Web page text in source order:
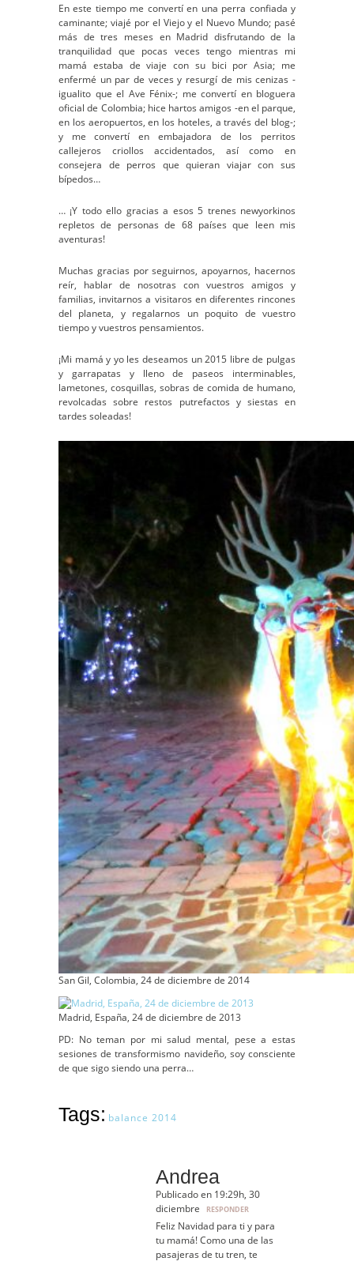
En este tiempo me convertí en una perra confiada y
caminante; viajé por el Viejo y el Nuevo Mundo; pasé
más de tres meses en Madrid disfrutando de la
tranquilidad que pocas veces tengo mientras mi
mamá estaba de viaje con su bici por Asia; me
enfermé un par de veces y resurgí de mis cenizas -
igualito que el Ave Fénix-; me convertí en bloguera
oficial de Colombia; hice hartos amigos -en el parque,
en los aeropuertos, en los hoteles, a través del blog-;
y me convertí en embajadora de los perritos
callejeros criollos accidentados, así como en
consejera de perros que quieran viajar con sus
bípedos…
… ¡Y todo ello gracias a esos 5 trenes newyorkinos
repletos de personas de 68 países que leen mis
aventuras!
Muchas gracias por seguirnos, apoyarnos, hacernos
reír, hablar de nosotras con vuestros amigos y
familias, invitarnos a visitaros en diferentes rincones
del planeta, y regalarnos un poquito de vuestro
tiempo y vuestros pensamientos.
¡Mi mamá y yo les deseamos un 2015 libre de pulgas
y garrapatas y lleno de paseos interminables,
lametones, cosquillas, sobras de comida de humano,
revolcadas sobre restos putrefactos y siestas en
tardes soleadas!
San Gil, Colombia, 24 de diciembre de 2014
Madrid, España, 24 de diciembre de 2013
PD: No teman por mi salud mental, pese a estas
sesiones de transformismo navideño, soy consciente
de que sigo siendo una perra…
Tags: balance 2014
Andrea
Publicado en 19:29h, 30
diciembre
RESPONDER
Feliz Navidad para ti y para
tu mamá! Como una de las
pasajeras de tu tren, te